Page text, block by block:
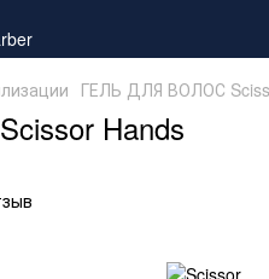
ГЕЛЬ ДЛЯ ВОЛОС
Hands